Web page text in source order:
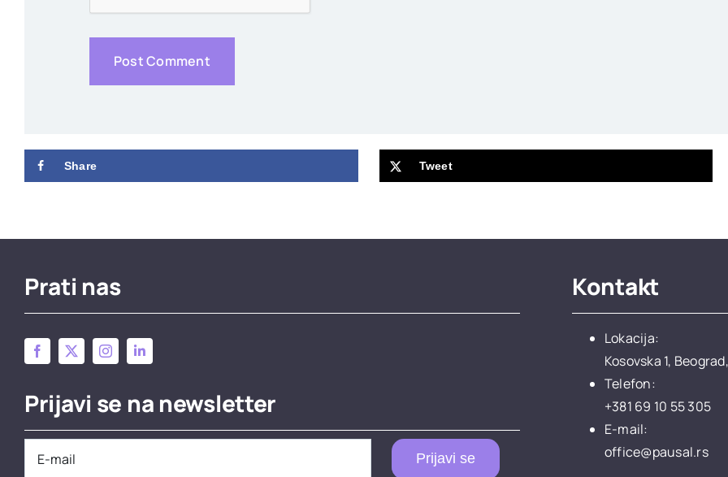
Share Tweet
Prati nas
Prijavi se na newsletter
Prijavi se
Kontakt
Lokacija:
Kosovska 1,
Telefon:
+381 69 10 55 305
E-mail:
office@pausal.rs